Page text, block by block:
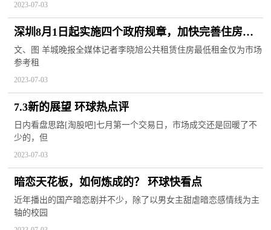
2023-07-03
深圳8月1日起实施四个政府规章，加快完善住房保
障体系-焦点速递
文、图 羊城晚报全媒体记者李晓旭公共租赁住房最低租金仅为市场
参考租
2023-07-03
7.3新的展望 环球热点评
日内看盘思路[淘股吧]七月第一个交易日，市场成交还是回暖了不
少的，但
2023-07-03
暗恋天花板，如何炼成的？ 环球快看点
近年播出的国产暗恋剧并不少，除了以男女主甜虐暗恋感情线为主
轴的校园